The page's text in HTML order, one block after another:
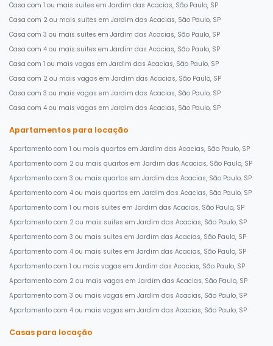
Casa com 1 ou mais suites em Jardim das Acacias, São Paulo, SP
Casa com 2 ou mais suites em Jardim das Acacias, São Paulo, SP
Casa com 3 ou mais suites em Jardim das Acacias, São Paulo, SP
Casa com 4 ou mais suites em Jardim das Acacias, São Paulo, SP
Casa com 1 ou mais vagas em Jardim das Acacias, São Paulo, SP
Casa com 2 ou mais vagas em Jardim das Acacias, São Paulo, SP
Casa com 3 ou mais vagas em Jardim das Acacias, São Paulo, SP
Casa com 4 ou mais vagas em Jardim das Acacias, São Paulo, SP
Apartamentos para locação
Apartamento com 1 ou mais quartos em Jardim das Acacias, São Paulo, SP
Apartamento com 2 ou mais quartos em Jardim das Acacias, São Paulo, SP
Apartamento com 3 ou mais quartos em Jardim das Acacias, São Paulo, SP
Apartamento com 4 ou mais quartos em Jardim das Acacias, São Paulo, SP
Apartamento com 1 ou mais suites em Jardim das Acacias, São Paulo, SP
Apartamento com 2 ou mais suites em Jardim das Acacias, São Paulo, SP
Apartamento com 3 ou mais suites em Jardim das Acacias, São Paulo, SP
Apartamento com 4 ou mais suites em Jardim das Acacias, São Paulo, SP
Apartamento com 1 ou mais vagas em Jardim das Acacias, São Paulo, SP
Apartamento com 2 ou mais vagas em Jardim das Acacias, São Paulo, SP
Apartamento com 3 ou mais vagas em Jardim das Acacias, São Paulo, SP
Apartamento com 4 ou mais vagas em Jardim das Acacias, São Paulo, SP
Casas para locação